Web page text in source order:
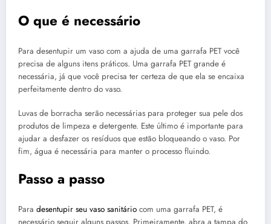
O que é necessário
Para desentupir um vaso com a ajuda de uma garrafa PET você
precisa de alguns itens práticos. Uma garrafa PET grande é
necessária, já que você precisa ter certeza de que ela se encaixa
perfeitamente dentro do vaso.
Luvas de borracha serão necessárias para proteger sua pele dos
produtos de limpeza e detergente. Este último é importante para
ajudar a desfazer os resíduos que estão bloqueando o vaso. Por
fim, água é necessária para manter o processo fluindo.
Passo a passo
Para desentupir seu vaso sanitário com uma garrafa PET, é
necessário seguir alguns passos. Primeiramente, abra a tampa do